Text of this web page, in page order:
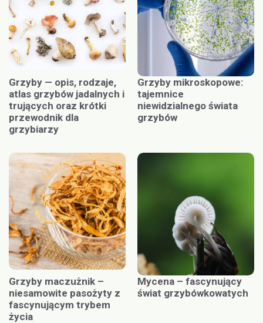
Grzyby — opis, rodzaje,
atlas grzybów jadalnych i
trujących oraz krótki
przewodnik dla
grzybiarzy
Grzyby mikroskopowe:
tajemnice
niewidzialnego świata
grzybów
Grzyby maczużnik –
niesamowite pasożyty z
fascynującym trybem
życia
Mycena – fascynujący
świat grzybówkowatych